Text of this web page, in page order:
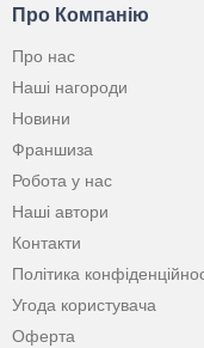
Про Компанію
Про нас
Наші нагороди
Новини
Франшиза
Робота у нас
Наші автори
Контакти
Політика
Угода користувача
Оферта